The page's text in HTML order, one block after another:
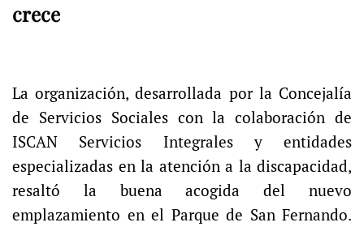
crece
La organización, desarrollada por la Concejalía
de Servicios Sociales con la colaboración de
ISCAN Servicios Integrales y entidades
especializadas en la atención a la discapacidad,
resaltó la buena acogida del nuevo
emplazamiento en el Parque de San Fernando.